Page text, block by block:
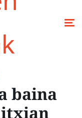
baina